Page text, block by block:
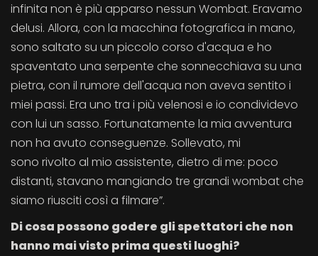
infinita non è più apparso nessun Wombat. Eravamo
delusi. Allora, con la macchina fotografica in mano,
sono saltato su un piccolo corso d'acqua e ho
spaventato una serpente che sonnecchiava su una
pietra, con il rumore dell'acqua non aveva sentito i
miei passi. Era uno tra i più velenosi e io condividevo
con lui un sasso. Fortunatamente la mia avventura
non ha avuto conseguenze. Sollevato, mi
sono rivolto al mio assistente, dietro di me: poco
distanti, stavano mangiando tre grandi wombat che
siamo riusciti così a filmare”.
Di cosa possono godere gli spettatori che non
hanno mai visto prima questi luoghi?